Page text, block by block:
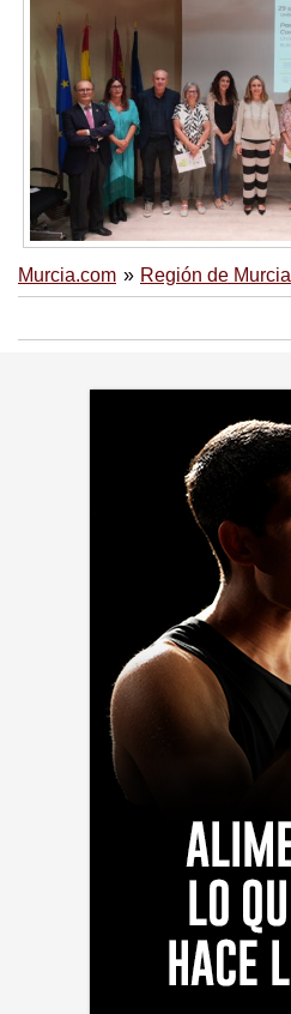
Murcia.com Región de Murcia